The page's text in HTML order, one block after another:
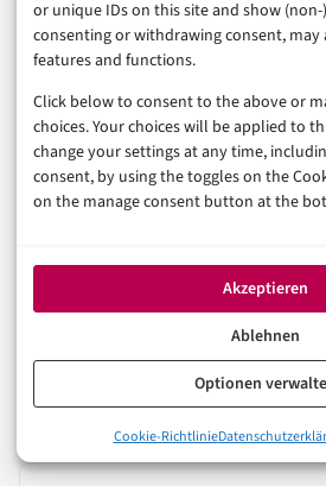
or unique IDs on this site and show
consenting or withdrawing consent, may
features and functions.
Click below to consent to the above or
choices. Your choices will be applied to
change your settings at any time,
consent, by using the toggles on the
on the manage consent button at the
Akzeptieren
Ablehnen
Optionen
Cookie-Richtlinie
CYBERSECURITY
DATENSCHUTZ
N-central: Hotfix gegen
Login-Lücke
4. August 2026
FileBrowser Quantum: